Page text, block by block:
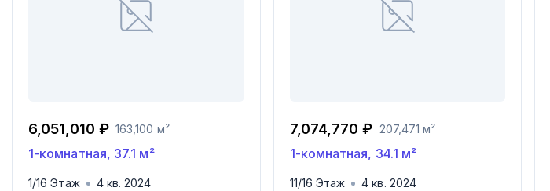
6,051,010 ₽ 163,100 м²
1-комнатная, 37.1 м²
1/16 Этаж 4кв.2024
7,074,770 ₽ 207,471 м²
1-комнатная, 34.1 м²
11/16 Этаж 4 кв. 2024